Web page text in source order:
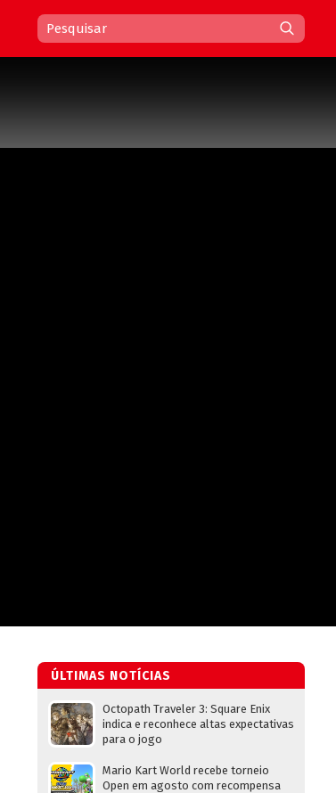
ÚLTIMAS NOTÍCIAS
Octopath Traveler 3: Square Enix
indica e reconhece altas expectativas
para o jogo
Mario Kart World recebe torneio
Open em agosto com recompensa